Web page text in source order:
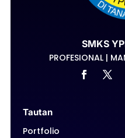
SMKS
PROFESIONAL |
Tautan
Portfolio